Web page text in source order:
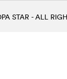
STAR - ALL